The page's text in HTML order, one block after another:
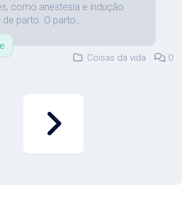
como anestesia e indução
parto. O parto...
Coisas da vida
0